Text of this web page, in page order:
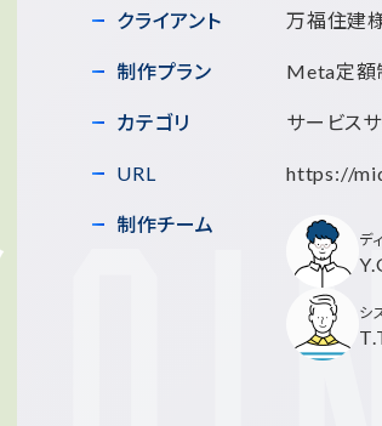
クライアント 万福住建
制作プラン Meta定額
カテゴリ サービス
URL https://
制作チーム
デ
シ